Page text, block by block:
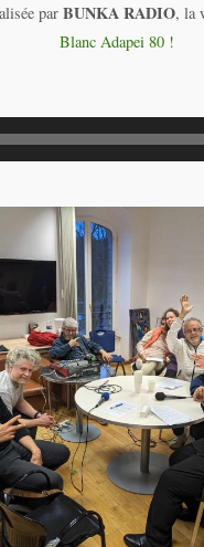
par BUNKA RADIO, la
Blanc Adapei 80 !